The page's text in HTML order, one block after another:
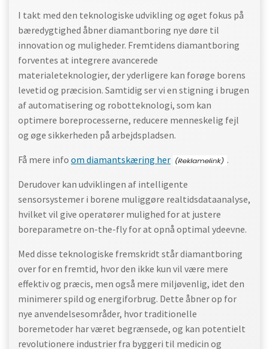
I takt med den teknologiske udvikling og øget fokus på
bæredygtighed åbner diamantboring nye døre til
innovation og muligheder. Fremtidens diamantboring
forventes at integrere avancerede
materialeteknologier, der yderligere kan forøge borens
levetid og præcision. Samtidig ser vi en stigning i brugen
af automatisering og robotteknologi, som kan
optimere boreprocesserne, reducere menneskelig fejl
og øge sikkerheden på arbejdspladsen.
Få mere info om diamantskæring her .
Derudover kan udviklingen af intelligente
sensorsystemer i borene muliggøre realtidsdataanalyse,
hvilket vil give operatører mulighed for at justere
boreparametre on-the-fly for at opnå optimal ydeevne.
Med disse teknologiske fremskridt står diamantboring
over for en fremtid, hvor den ikke kun vil være mere
effektiv og præcis, men også mere miljøvenlig, idet den
minimerer spild og energiforbrug. Dette åbner op for
nye anvendelsesområder, hvor traditionelle
boremetoder har været begrænsede, og kan potentielt
revolutionere industrier fra byggeri til medicin og